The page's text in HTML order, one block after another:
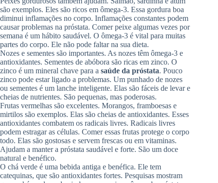
são exemplos. Eles são ricos em ômega-3. Essa gordura boa
diminui inflamações no corpo. Inflamações constantes podem
causar problemas na próstata. Comer peixe algumas vezes por
semana é um hábito saudável. O ômega-3 é vital para muitas
partes do corpo. Ele não pode faltar na sua dieta.
Nozes e sementes são importantes. As nozes têm ômega-3 e
antioxidantes. Sementes de abóbora são ricas em zinco. O
zinco é um mineral chave para a saúde da próstata. Pouco
zinco pode estar ligado a problemas. Um punhado de nozes
ou sementes é um lanche inteligente. Elas são fáceis de levar e
cheias de nutrientes. São pequenas, mas poderosas.
Frutas vermelhas são excelentes. Morangos, framboesas e
mirtilos são exemplos. Elas são cheias de antioxidantes. Esses
antioxidantes combatem os radicais livres. Radicais livres
podem estragar as células. Comer essas frutas protege o corpo
todo. Elas são gostosas e servem frescas ou em vitaminas.
Ajudam a manter a próstata saudável e forte. São um doce
natural e benéfico.
O chá verde é uma bebida antiga e benéfica. Ele tem
catequinas, que são antioxidantes fortes. Pesquisas mostram